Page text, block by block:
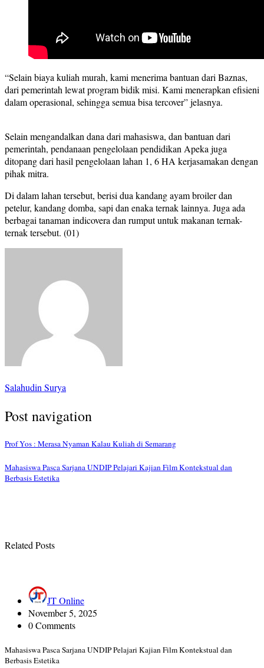
“Selain biaya kuliah murah, kami menerima bantuan dari Baznas,
dari pemerintah lewat program bidik misi. Kami menerapkan efisieni
dalam operasional, sehingga semua bisa tercover” jelasnya.
Selain mengandalkan dana dari mahasiswa, dan bantuan dari
pemerintah, pendanaan pengelolaan pendidikan Apeka juga
ditopang dari hasil pengelolaan lahan 1, 6 HA kerjasamakan dengan
pihak mitra.
Di dalam lahan tersebut, berisi dua kandang ayam broiler dan
petelur, kandang domba, sapi dan enaka ternak lainnya. Juga ada
berbagai tanaman indicovera dan rumput untuk makanan ternak-
ternak tersebut. (01)
Salahudin Surya
Post navigation
Prof Yos : Merasa Nyaman Kalau Kuliah di Semarang
Mahasiswa Pasca Sarjana UNDIP Pelajari Kajian Film Kontekstual dan
Berbasis Estetika
Related Posts
JT Online
November 5, 2025
0 Comments
Mahasiswa Pasca Sarjana UNDIP Pelajari Kajian Film Kontekstual dan
Berbasis Estetika